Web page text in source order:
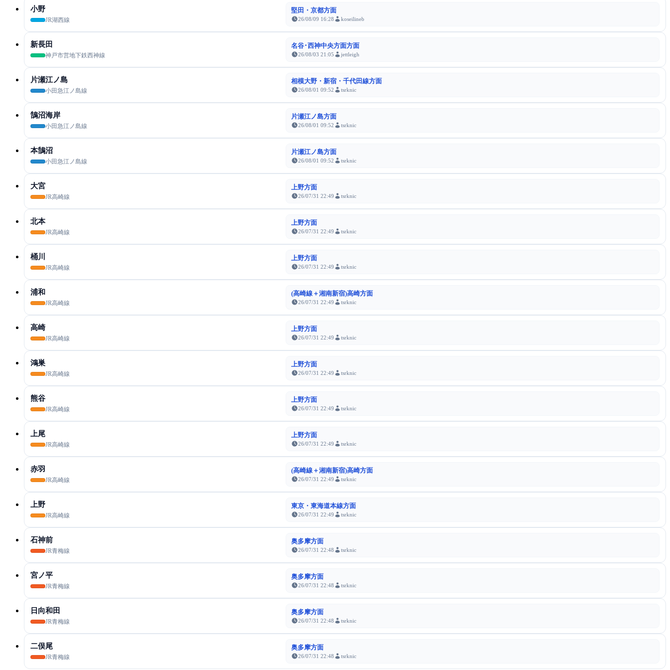
小野
JR湖西線
堅田・京都方面
26/08/09 16:28 koseilineb
新長田
神戸市営地下鉄西神線
名谷･西神中央方面方面
26/08/03 21:05 jettleigh
片瀬江ノ島
小田急江ノ島線
相模大野・新宿・千代田線方面
26/08/01 09:52 tsrknic
鵠沼海岸
小田急江ノ島線
片瀬江ノ島方面
26/08/01 09:52 tsrknic
本鵠沼
小田急江ノ島線
片瀬江ノ島方面
26/08/01 09:52 tsrknic
大宮
JR高崎線
上野方面
26/07/31 22:49 tsrknic
北本
JR高崎線
上野方面
26/07/31 22:49 tsrknic
桶川
JR高崎線
上野方面
26/07/31 22:49 tsrknic
浦和
JR高崎線
(高崎線＋湘南新宿)高崎方面
26/07/31 22:49 tsrknic
高崎
JR高崎線
上野方面
26/07/31 22:49 tsrknic
鴻巣
JR高崎線
上野方面
26/07/31 22:49 tsrknic
熊谷
JR高崎線
上野方面
26/07/31 22:49 tsrknic
上尾
JR高崎線
上野方面
26/07/31 22:49 tsrknic
赤羽
JR高崎線
(高崎線＋湘南新宿)高崎方面
26/07/31 22:49 tsrknic
上野
JR高崎線
東京・東海道本線方面
26/07/31 22:49 tsrknic
石神前
JR青梅線
奥多摩方面
26/07/31 22:48 tsrknic
宮ノ平
JR青梅線
奥多摩方面
26/07/31 22:48 tsrknic
日向和田
JR青梅線
奥多摩方面
26/07/31 22:48 tsrknic
二俣尾
JR青梅線
奥多摩方面
26/07/31 22:48 tsrknic